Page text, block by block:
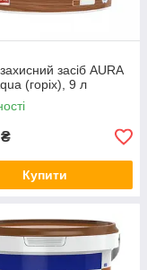
засіб AURA
(горіх), 9 л
₴
Купити